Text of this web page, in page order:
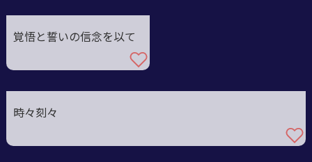
覚悟と誓いの信念を以て
時々刻々